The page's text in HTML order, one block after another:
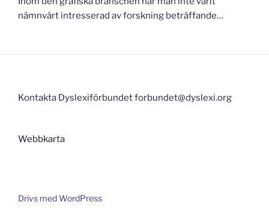
nämnvärt intresserad av forskning beträffande…
Kontakta Dyslexiförbundet forbundet@dyslexi.org
Webbkarta
Drivs med WordPress